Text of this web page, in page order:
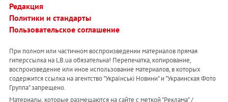
Редакция
Политики и стандарты
Пользовательское соглашение
При полном или частичном воспроизведении материалов прямая
гиперссылка на LB.ua обязательна! Перепечатка, копирование,
воспроизведение или иное использование материалов, в которых
содержится ссылка на агентство "Українськi Новини" и "Украинская Фото
Группа" запрещено.
Материалы, которые размещаются на сайте с меткой "Реклама" /